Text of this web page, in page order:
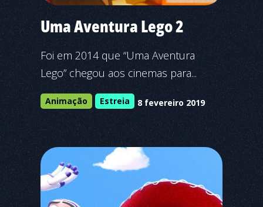
Uma Aventura Lego 2
Foi em 2014 que “Uma Aventura
Lego” chegou aos cinemas para...
Animação Estreia 8 fevereiro 2019